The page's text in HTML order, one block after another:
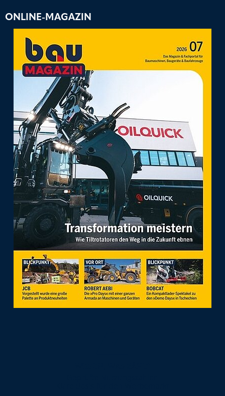
ONLINE-MAGAZIN